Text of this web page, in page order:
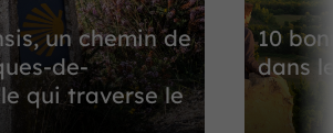
un chemin de
de-
qui traverse le
10
dans